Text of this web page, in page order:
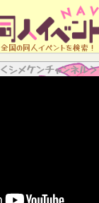
全国の同人イベントを検索！
＜シメケンチャンネル＞